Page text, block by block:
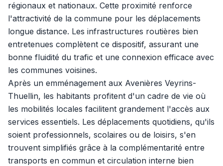
régionaux et nationaux. Cette proximité renforce
l'attractivité de la commune pour les déplacements
longue distance. Les infrastructures routières bien
entretenues complètent ce dispositif, assurant une
bonne fluidité du trafic et une connexion efficace avec
les communes voisines.
Après un emménagement aux Avenières Veyrins-
Thuellin, les habitants profitent d'un cadre de vie où
les mobilités locales facilitent grandement l'accès aux
services essentiels. Les déplacements quotidiens, qu'ils
soient professionnels, scolaires ou de loisirs, s'en
trouvent simplifiés grâce à la complémentarité entre
transports en commun et circulation interne bien